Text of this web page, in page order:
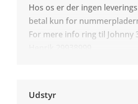
Hos os er der ingen
betal kun for
For mere info ring til Johnny
Udstyr